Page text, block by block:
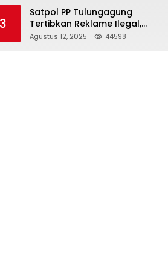
3
Satpol PP Tulungagung
Tertibkan Reklame Ilegal,
Wujudkan Kota yang Rapi
Agustus 12, 2025 44598